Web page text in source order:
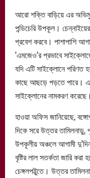
আরো শক্তি বাড়িয়ে এর
পন্ডিচেরি উপকূল।
প্রবেশ করবে। পাশাপাশি
‘এমজেও’র প্রভাবে
যদি এটি সাইক্লোনে পরিণত
কাছে আছড়ে পড়তে পারে।
সাইক্লোনের নামকরণ
হাওয়া অফিস জানিয়েছে,
দিকে সরে উত্তর তামিলনাড়ু,
উপকূলীয় অঞ্চলে আগামী
বৃষ্টির লাল সতর্কতা জারি করা
চেঙ্গলপট্টুতে। উত্তর